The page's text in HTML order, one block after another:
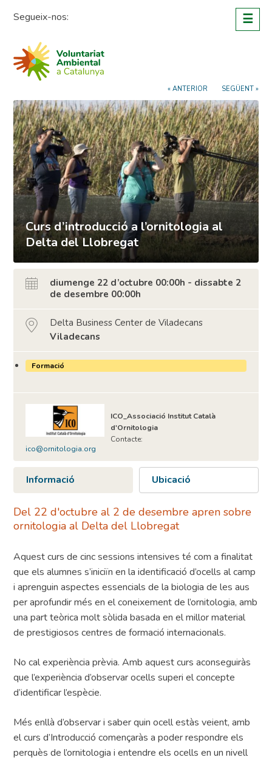
Segueix-nos: ☰
« ANTERIOR SEGÜENT »
Curs d’introducció a l’ornitologia al
Delta del Llobregat
diumenge 22 d’octubre 00:00h - dissabte 2
de desembre 00:00h
Delta Business Center de Viladecans
Viladecans
Formació
ICO_Associació Institut Català
d'Ornitologia
Contacte:
ico@ornitologia.org
Informació Ubicació
Del 22 d'octubre al 2 de desembre apren sobre
ornitologia al Delta del Llobregat
Aquest curs de cinc sessions intensives té com a finalitat
que els alumnes s’iniciïn en la identificació d’ocells al camp
i aprenguin aspectes essencials de la biologia de les aus
per aprofundir més en el coneixement de l’ornitologia, amb
una part teòrica molt sòlida basada en el millor material
de prestigiosos centres de formació internacionals.
No cal experiència prèvia. Amb aquest curs aconseguiràs
que l’experiència d’observar ocells superi el concepte
d’identificar l’espècie.
Més enllà d’observar i saber quin ocell estàs veient, amb
el curs d’Introducció començaràs a poder respondre els
perquès de l’ornitologia i entendre els ocells en un nivell